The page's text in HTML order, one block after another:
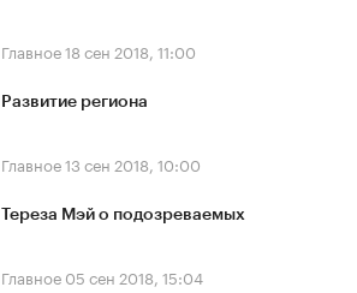
Главное18 сен 2018, 11:00
Развитие региона
Главное13 сен 2018, 10:00
Тереза Мэй о подозреваемых
Главное 05 сен 2018, 15:04